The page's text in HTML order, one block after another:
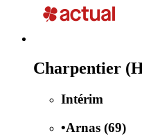
Charpentier
Intérim
•Arnas (69)